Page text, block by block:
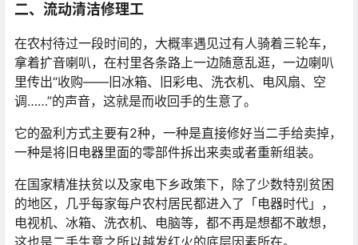
二、流动清洁修理工
在农村待过一段时间的，大概率遇见过有人骑着三轮车，
拿着扩音喇叭，在村里各条路上一边随意乱逛，一边喇叭
里传出“收购——旧冰箱、旧彩电、洗衣机、电风扇、空
调……”的声音，这就是而收回手的生意了。
它的盈利方式主要有2种，一种是直接修好当二手给卖掉，
一种是将旧电器里面的零部件拆出来卖或者重新组装。
在国家精准扶贫以及家电下乡政策下，除了少数特别贫困
的地区，几乎每家每户农村居民都进入了「电器时代」，
电视机、冰箱、洗衣机、电脑等，都不再是想都不敢想，